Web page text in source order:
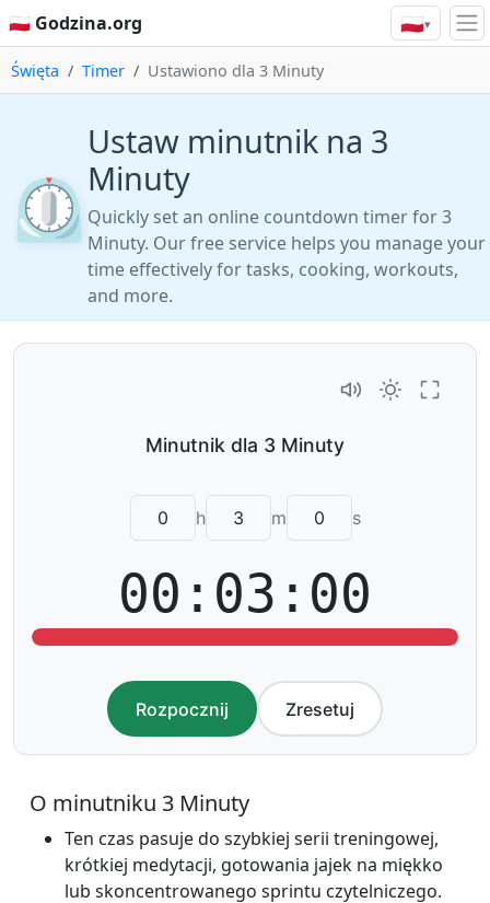
🇵🇱 Godzina.org 🇵🇱▾
Święta Timer Ustawiono dla 3 Minuty
⏲️
Ustaw minutnik na 3
Minuty
Quickly set an online countdown timer for 3
Minuty. Our free service helps you manage your
time effectively for tasks, cooking, workouts,
and more.
h m s
00:03:00
Rozpocznij Zresetuj
O minutniku 3 Minuty
Ten czas pasuje do szybkiej serii treningowej,
krótkiej medytacji, gotowania jajek na miękko
lub skoncentrowanego sprintu czytelniczego.